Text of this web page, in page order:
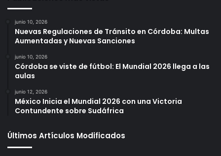
junio 10, 2026
Nuevas Regulaciones de Tránsito en Córdoba: Multas
Aumentadas y Nuevas Sanciones
junio 10, 2026
Córdoba se viste de fútbol: El Mundial 2026 llega a las
aulas
junio 12, 2026
México Inicia el Mundial 2026 con una Victoria
Contundente sobre Sudáfrica
Últimos Artículos Modificados